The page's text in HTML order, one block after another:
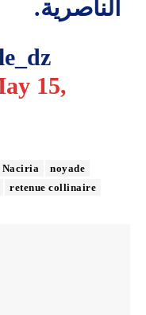
الناصرية.
15,
Naciria
noyade
retenue collinaire